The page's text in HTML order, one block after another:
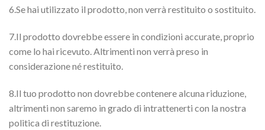
6.Se hai utilizzato il prodotto, non verrà restituito o sostituito.
7.Il prodotto dovrebbe essere in condizioni accurate, proprio
come lo hai ricevuto. Altrimenti non verrà preso in
considerazione né restituito.
8.Il tuo prodotto non dovrebbe contenere alcuna riduzione,
altrimenti non saremo in grado di intrattenerti con la nostra
politica di restituzione.